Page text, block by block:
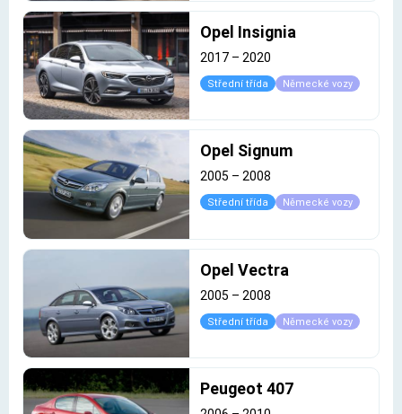
Opel Insignia
2017 – 2020
Střední třída Německé vozy
Opel Signum
2005 – 2008
Střední třída Německé vozy
Opel Vectra
2005 – 2008
Střední třída Německé vozy
Peugeot 407